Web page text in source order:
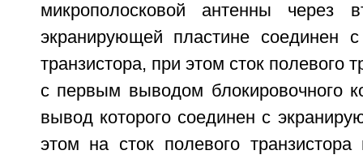
микрополосковой антенны через
экранирующей пластине соединен
транзистора, при этом сток полевого
с первым выводом блокировочного
вывод которого соединен с
этом на сток полевого